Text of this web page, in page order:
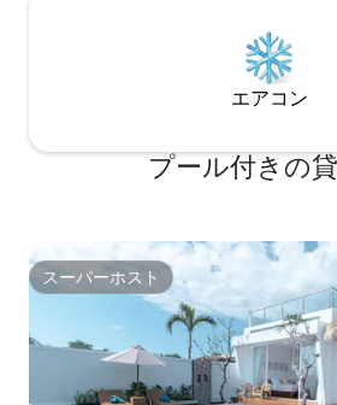
エアコン
プール付きの
スーパーホスト
スーパーホスト